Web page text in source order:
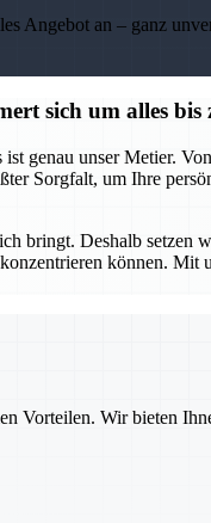
Angebot an – ganz
sich um alles
genau unser Metier.
Sorgfalt, um Ihre
bringt. Deshalb
können.
Vorteilen. Wir bieten